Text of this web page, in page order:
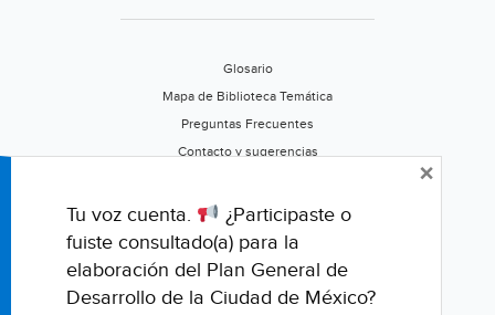
Glosario
Mapa de Biblioteca Temática
Preguntas Frecuentes
Contacto y sugerencias
Califica este portal
Tu voz cuenta.
¿Participaste o
fuiste consultado(a) para la
elaboración del Plan General de
Desarrollo de la Ciudad de México?
×